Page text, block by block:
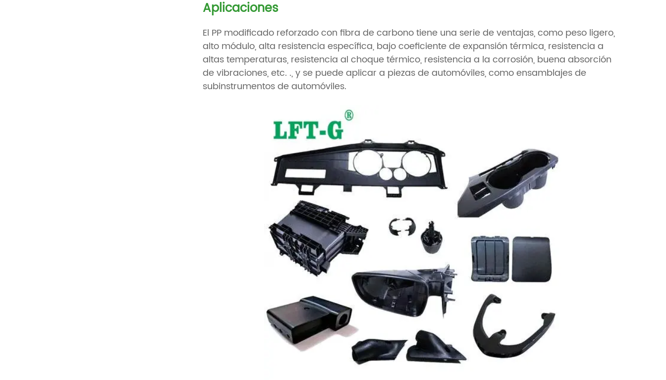
Aplicaciones
El PP modificado reforzado con fibra de carbono tiene una serie de ventajas, como peso ligero,
alto módulo, alta resistencia específica, bajo coeficiente de expansión térmica, resistencia a
altas temperaturas, resistencia al choque térmico, resistencia a la corrosión, buena absorción
de vibraciones, etc. ., y se puede aplicar a piezas de automóviles, como ensamblajes de
subinstrumentos de automóviles.